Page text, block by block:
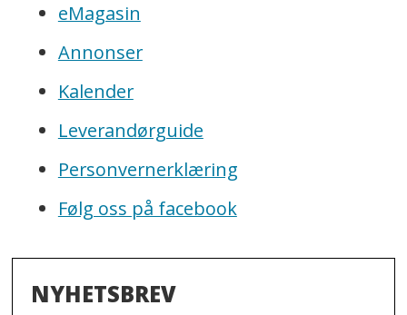
eMagasin
Annonser
Kalender
Leverandørguide
Personvernerklæring
Følg oss på facebook
NYHETSBREV